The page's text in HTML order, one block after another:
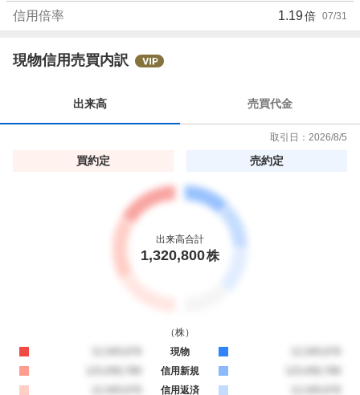
信用倍率 1.19倍 07/31
現物信用売買内訳
出来高 売買代金
取引日： 2026/8/5
買約定 売約定
出来高合計
1,320,800株
（株）
現物
信用新規
信用返済